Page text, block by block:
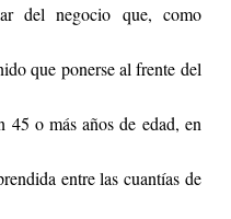
del negocio que, como
que ponerse al frente del
o más años de edad, en
entre las cuantías de